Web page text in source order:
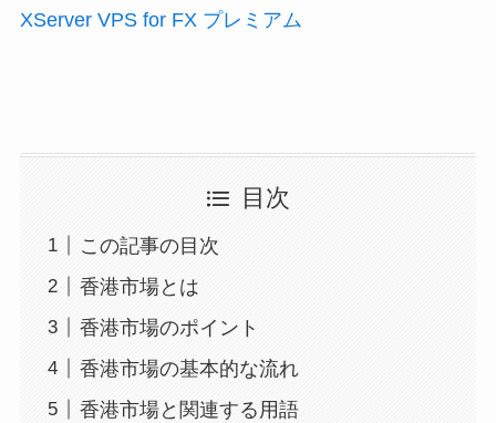
XServer VPS for FX プレミアム
目次
この記事の目次
香港市場とは
香港市場のポイント
香港市場の基本的な流れ
香港市場と関連する用語